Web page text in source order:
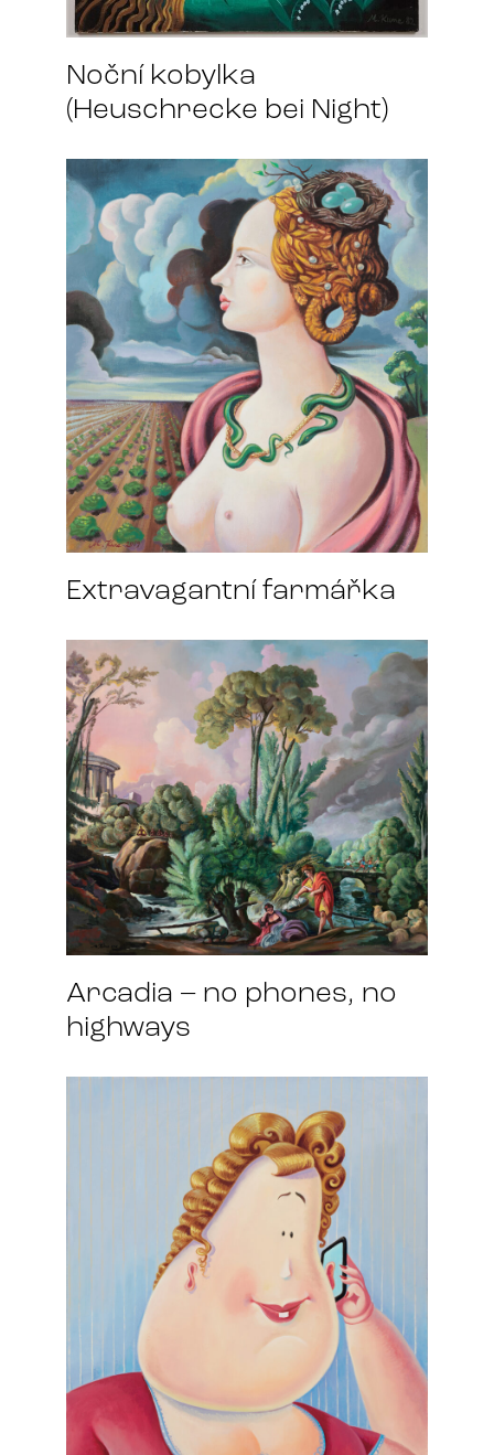
Noční kobylka
(Heuschrecke bei Night)
Extravagantní farmářka
Arcadia – no phones, no
highways